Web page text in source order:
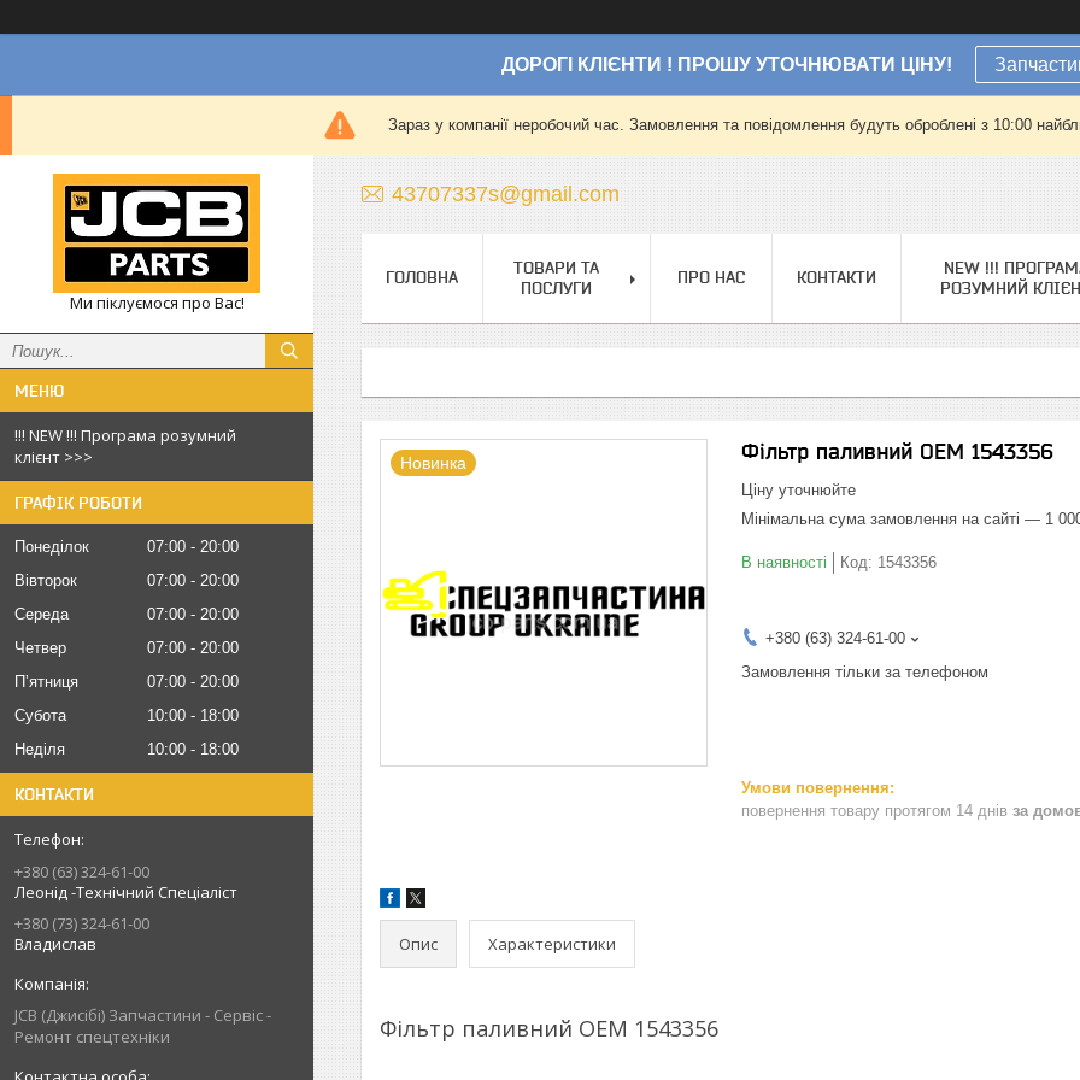
ДОРОГІ КЛІЄНТИ ! ПРОШУ УТОЧНЮВАТИ ЦІНУ!
Зараз у компанії неробочий час. Замовлення та повідомлення будуть оброблені з 10:00
Ми піклуємося про Вас!
!!! NEW !!! Програма розумний
клієнт >>>
ГРАФІК РОБОТИ
Понеділок 07:00
20:00
Вівторок
07:00
20:00
Середа
07:00
20:00
Четвер
07:00
20:00
Пʼятниця
07:00
20:00
Субота
10:00
18:00
Неділя
10:00 18:00
КОНТАКТИ
+380 (63) 324-61-00
Леонід -Технічний Спеціаліст
+380 (73) 324-61-00
Владислав
JCB (Джисібі) Запчастини - Сервіс -
Ремонт спецтехніки
43707337s@gmail.com
ГОЛОВНА
ТОВАРИ ТА
ПОСЛУГИ
ПРО НАС КОНТАКТИ
NEW !!!
РОЗУМНИЙ
Новинка Фільтр паливний OEM 1543356
Ціну уточнюйте
Мінімальна сума замовлення на сайті — 1
В наявності Код: 1543356
+380 (63) 324-61-00
Замовлення тільки за телефоном
повернення товару протягом 14 днів за
Опис Характеристики
Фільтр паливний OEM 1543356